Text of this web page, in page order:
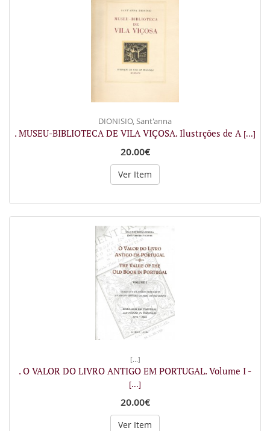
DIONISIO, Sant'anna
. MUSEU-BIBLIOTECA DE VILA VIÇOSA. Ilustrções de A [...]
20.00€
Ver Item
[...]
. O VALOR DO LIVRO ANTIGO EM PORTUGAL. Volume I -
[...]
20.00€
Ver Item